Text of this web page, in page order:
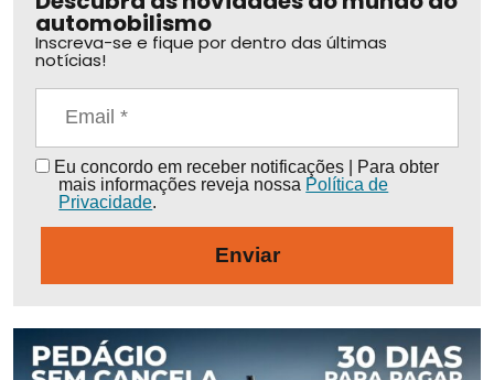
automobilismo
Inscreva-se e fique por dentro das últimas
notícias!
Eu concordo em receber notificações | Para obter
mais informações reveja nossa Política de
Privacidade.
Enviar